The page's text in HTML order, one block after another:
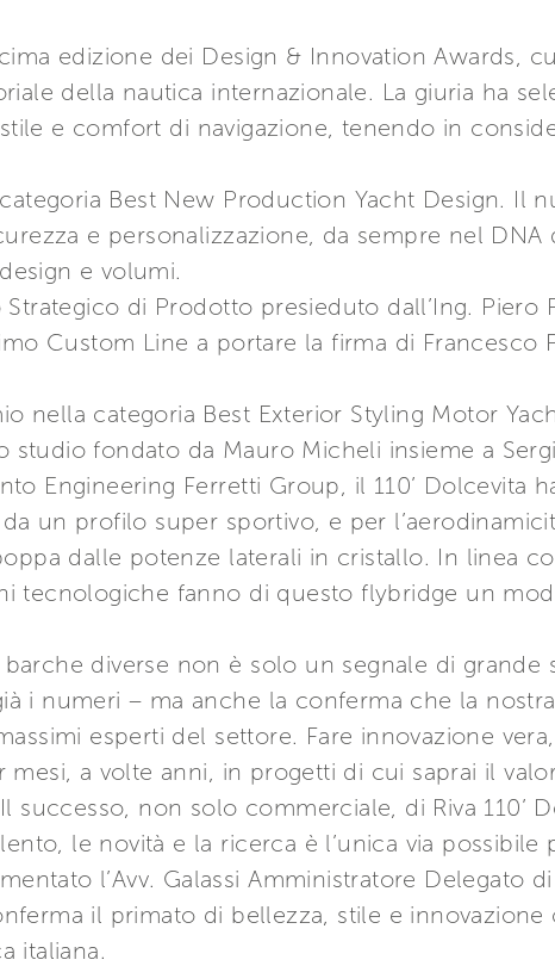
edizione dei Design & Innovation Awards,
della nautica internazionale. La giuria ha
e comfort di navigazione, tenendo in
Best New Production Yacht Design. Il
e personalizzazione, da sempre nel DNA
e volumi.
di Prodotto presieduto dall’Ing. Piero
Custom Line a portare la firma di Francesco
nella categoria Best Exterior Styling Motor
fondato da Mauro Micheli insieme a
Engineering Ferretti Group, il 110’ Dolcevita
un profilo super sportivo, e per
dalle potenze laterali in cristallo. In linea
tecnologiche fanno di questo flybridge un
diverse non è solo un segnale di grande
i numeri – ma anche la conferma che la
esperti del settore. Fare innovazione
a volte anni, in progetti di cui saprai il
non solo commerciale, di Riva 110’
le novità e la ricerca è l’unica via possibile
l’Avv. Galassi Amministratore Delegato
il primato di bellezza, stile e innovazione
italiana.